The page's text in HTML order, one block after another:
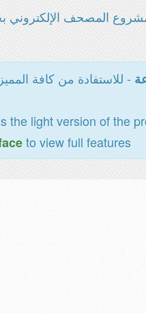
المصحف الإلكتروني
- للاستفادة من كافة
the light version of the
to view full features